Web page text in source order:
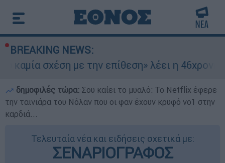
BREAKING NEWS:
με την επίθεση» λέει η 46χρονη - Τι
δημοφιλές τώρα: Σου καίει το μυαλό: Το Netflix έφερε
την ταινιάρα του Νόλαν που οι φαν έχουν κρυφό νο1 στην
καρδιά...
Τελευταία νέα και ειδήσεις σχετικά με:
ΣΕΝΑΡΙΟΓΡΑΦΟΣ